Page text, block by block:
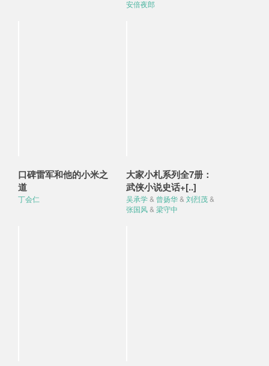
安倍夜郎
口碑雷军和他的小米之
道
丁会仁
大家小札系列全7册：
武侠小说史话+[..]
吴承学& 曾扬华& 刘烈茂&
张国风& 梁守中